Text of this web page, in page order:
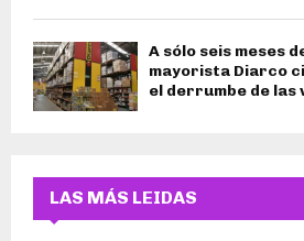
A sólo seis meses
mayorista Diarco
el derrumbe de las
LAS MÁS LEIDAS